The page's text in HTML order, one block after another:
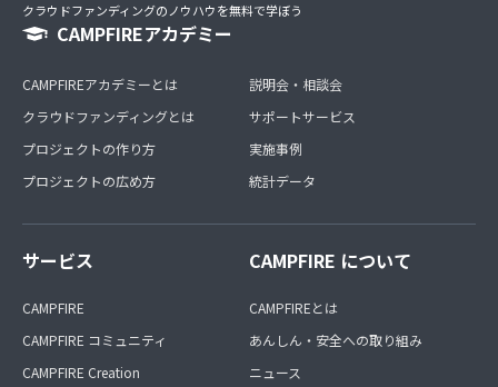
クラウドファンディングのノウハウを無料で学ぼう
CAMPFIREアカデミー
CAMPFIREアカデミーとは
クラウドファンディングとは
プロジェクトの作り方
プロジェクトの広め方
説明会・相談会
サポートサービス
実施事例
統計データ
サービス
CAMPFIRE
CAMPFIRE コミュニティ
CAMPFIRE Creation
CAMPFIRE について
CAMPFIREとは
あんしん・安全への取り組み
ニュース